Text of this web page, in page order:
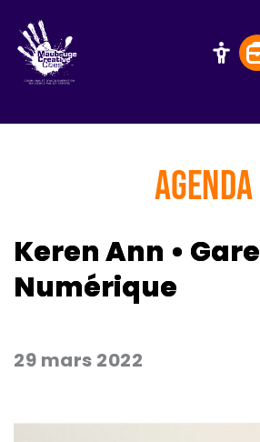
AGENDA
Keren Ann • Gare
Numérique
29 mars 2022